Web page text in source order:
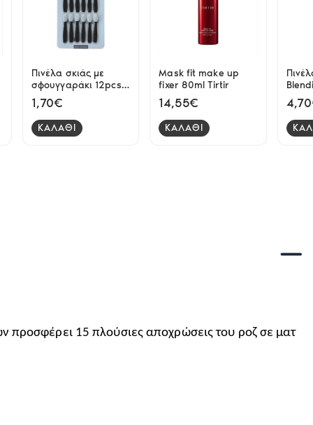
Πινέλα σκιάς με
σφουγγαράκι 12pcs
Q&Z
1,70€
ΚΑΛΑΘΙ
Mask fit make up
fixer 80ml Tirtir
14,55€
ΚΑΛΑΘΙ
προσφέρει 15 πλούσιες αποχρώσεις του ροζ σε ματ